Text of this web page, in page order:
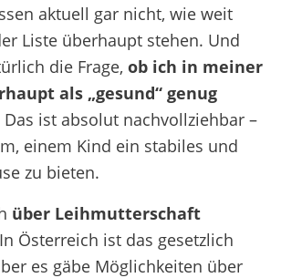
aktuell gar nicht, wie weit
Liste überhaupt stehen. Und
die Frage, ob ich in meiner
als „gesund“ genug
Das ist absolut nachvollziehbar –
einem Kind ein stabiles und
zu bieten.
über Leihmutterschaft
Österreich ist das gesetzlich
es gäbe Möglichkeiten über